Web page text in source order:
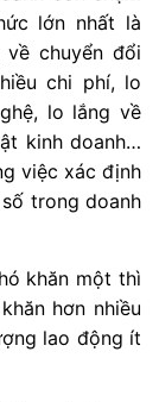
lớn nhất là
chuyển đổi
chi phí, lo
lo lắng về
kinh doanh…
việc xác định
trong doanh
khăn một thì
hơn nhiều
lao động ít